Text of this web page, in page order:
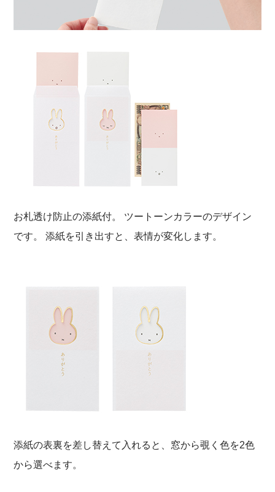
お札透け防止の添紙付。 ツートーンカラーのデザイン
です。 添紙を引き出すと、表情が変化します。
添紙の表裏を差し替えて入れると、窓から覗く色を2色
から選べます。